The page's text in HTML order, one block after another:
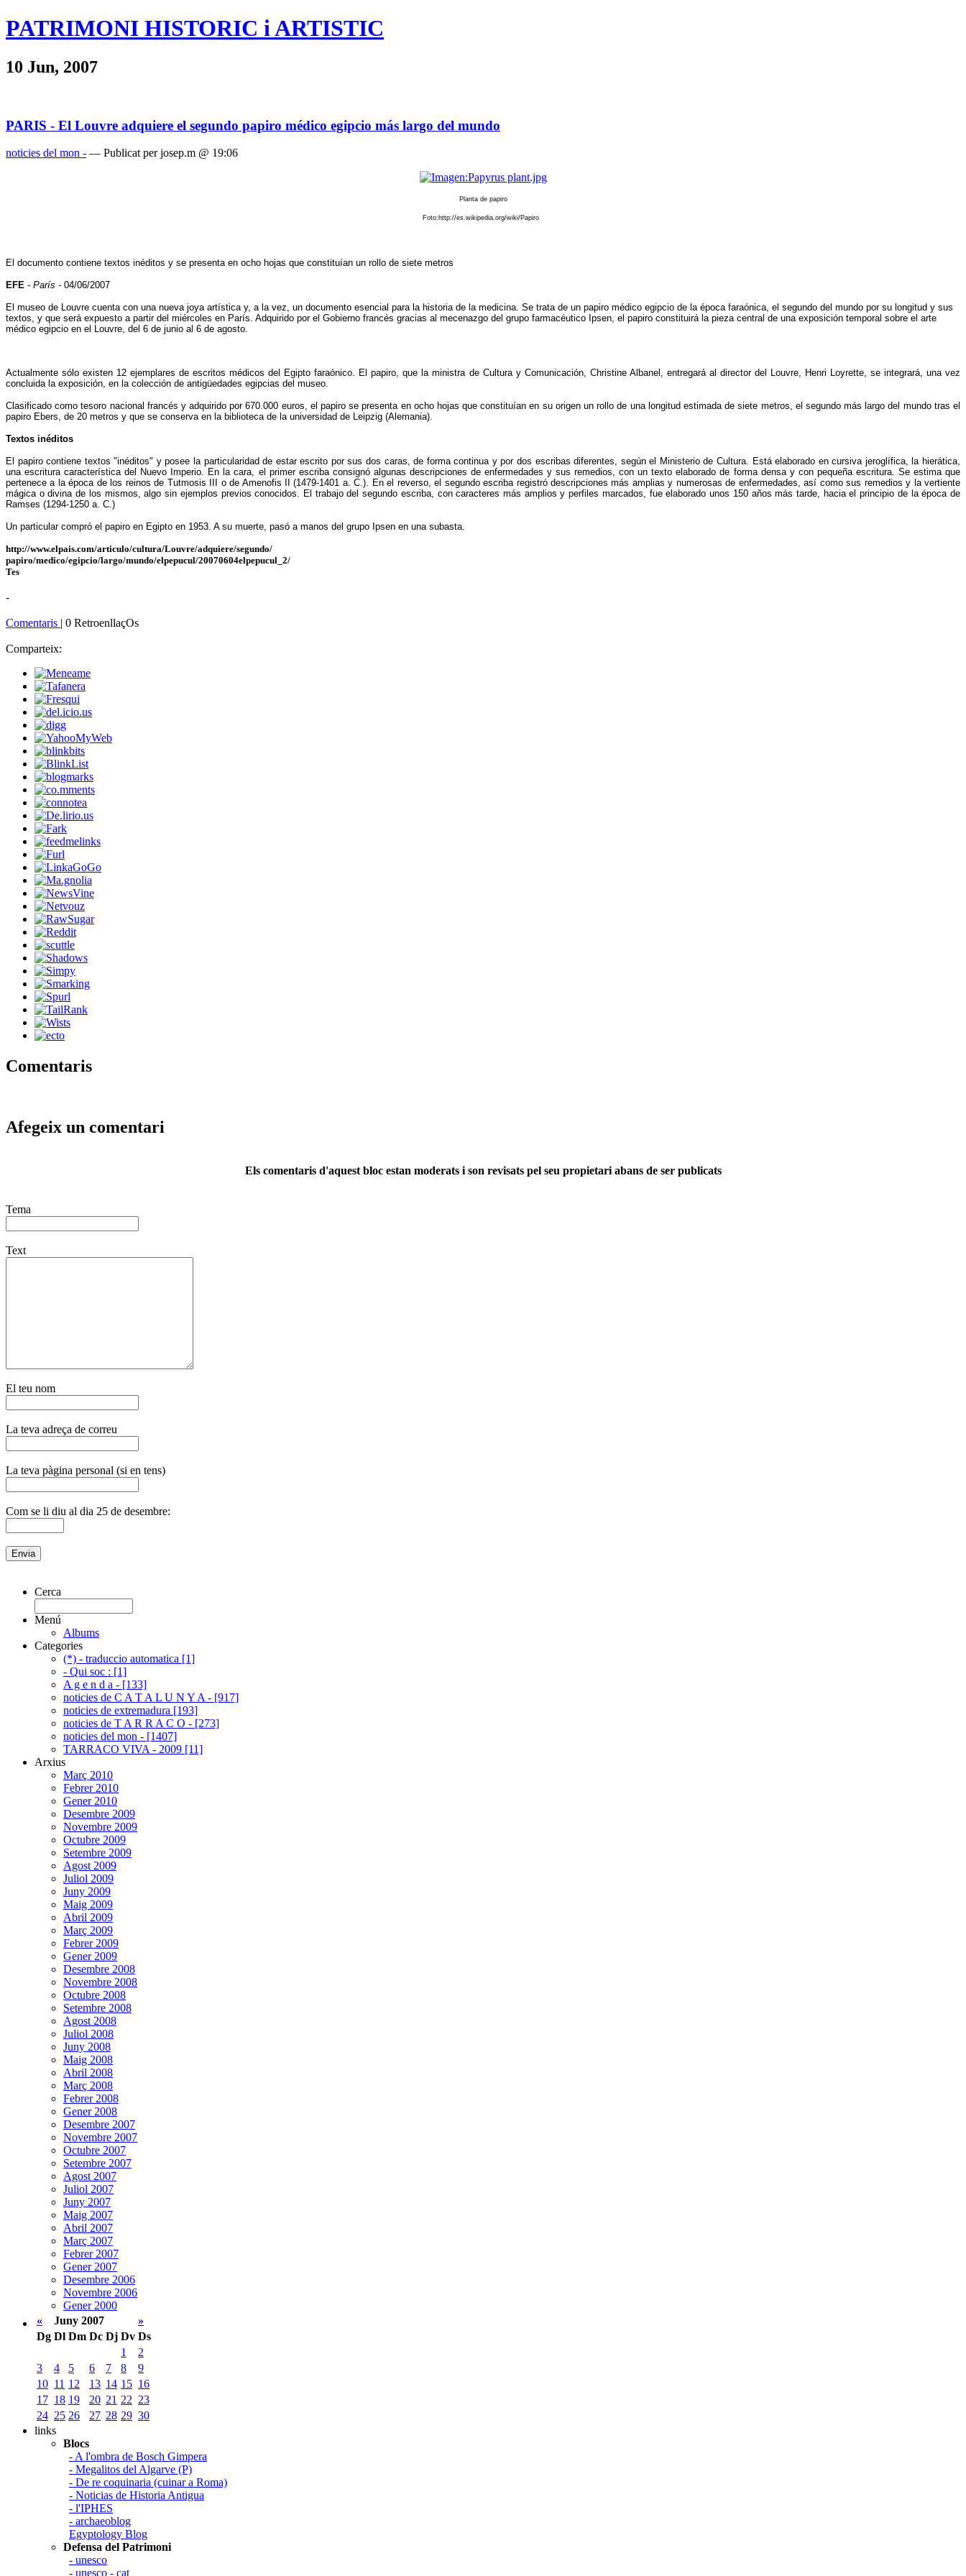
PATRIMONI HISTORIC i ARTISTIC
10 Jun, 2007
PARIS - El Louvre adquiere el segundo papiro médico egipcio más largo del mundo
noticies del mon - — Publicat per josep.m @ 19:06
Planta de papiro
Foto:http://es.wikipedia.org/wiki/Papiro
El documento contiene textos inéditos y se presenta en ocho hojas que constituían un rollo de siete metros
EFE - París - 04/06/2007
El museo de Louvre cuenta con una nueva joya artística y, a la vez, un documento esencial para la historia de la medicina. Se trata de un papiro médico egipcio de la época faraónica, el segundo del mundo por su longitud y sus
textos, y que será expuesto a partir del miércoles en París. Adquirido por el Gobierno francés gracias al mecenazgo del grupo farmacéutico Ipsen, el papiro constituirá la pieza central de una exposición temporal sobre el arte
médico egipcio en el Louvre, del 6 de junio al 6 de agosto.
Actualmente sólo existen 12 ejemplares de escritos médicos del Egipto faraónico. El papiro, que la ministra de Cultura y Comunicación, Christine Albanel, entregará al director del Louvre, Henri Loyrette, se integrará, una vez
concluida la exposición, en la colección de antigüedades egipcias del museo.
Clasificado como tesoro nacional francés y adquirido por 670.000 euros, el papiro se presenta en ocho hojas que constituían en su origen un rollo de una longitud estimada de siete metros, el segundo más largo del mundo tras el
papiro Ebers, de 20 metros y que se conserva en la biblioteca de la universidad de Leipzig (Alemania).
Textos inéditos
El papiro contiene textos "inéditos" y posee la particularidad de estar escrito por sus dos caras, de forma continua y por dos escribas diferentes, según el Ministerio de Cultura. Está elaborado en cursiva jeroglífica, la hierática,
una escritura característica del Nuevo Imperio. En la cara, el primer escriba consignó algunas descripciones de enfermedades y sus remedios, con un texto elaborado de forma densa y con pequeña escritura. Se estima que
pertenece a la época de los reinos de Tutmosis III o de Amenofis II (1479-1401 a. C.). En el reverso, el segundo escriba registró descripciones más amplias y numerosas de enfermedades, así como sus remedios y la vertiente
mágica o divina de los mismos, algo sin ejemplos previos conocidos. El trabajo del segundo escriba, con caracteres más amplios y perfiles marcados, fue elaborado unos 150 años más tarde, hacia el principio de la época de
Ramses (1294-1250 a. C.)
Un particular compró el papiro en Egipto en 1953. A su muerte, pasó a manos del grupo Ipsen en una subasta.
http://www.elpais.com/articulo/cultura/Louvre/adquiere/segundo/
papiro/medico/egipcio/largo/mundo/elpepucul/20070604elpepucul_2/
Tes
-
Comentaris | 0 RetroenllaçOs
Comparteix:
Comentaris
Afegeix un comentari
Els comentaris d'aquest bloc estan moderats i son revisats pel seu propietari abans de ser publicats
Tema
Text
El teu nom
La teva adreça de correu
La teva pàgina personal (si en tens)
Com se li diu al dia 25 de desembre:
Cerca
Menú
Albums
Categories
(*) - traduccio automatica [1]
- Qui soc : [1]
A g e n d a - [133]
noticies de C A T A L U N Y A - [917]
noticies de extremadura [193]
noticies de T A R R A C O - [273]
noticies del mon - [1407]
TARRACO VIVA - 2009 [11]
Arxius
Març 2010
Febrer 2010
Gener 2010
Desembre 2009
Novembre 2009
Octubre 2009
Setembre 2009
Agost 2009
Juliol 2009
Juny 2009
Maig 2009
Abril 2009
Març 2009
Febrer 2009
Gener 2009
Desembre 2008
Novembre 2008
Octubre 2008
Setembre 2008
Agost 2008
Juliol 2008
Juny 2008
Maig 2008
Abril 2008
Març 2008
Febrer 2008
Gener 2008
Desembre 2007
Novembre 2007
Octubre 2007
Setembre 2007
Agost 2007
Juliol 2007
Juny 2007
Maig 2007
Abril 2007
Març 2007
Febrer 2007
Gener 2007
Desembre 2006
Novembre 2006
Gener 2000
«
Juny 2007
»
Dg Dl Dm Dc Dj Dv Ds
1
2
3
4 5 6 7 8
9
10 11 12 13 14 15 16
17 18 19 20 21 22 23
24 25 26 27 28 29 30
links
Blocs
- A l'ombra de Bosch Gimpera
- Megalitos del Algarve (P)
- De re coquinaria (cuinar a Roma)
- Noticias de Historia Antigua
- l'IPHES
- archaeoblog
Egyptology Blog
Defensa del Patrimoni
- unesco
- unesco - cat